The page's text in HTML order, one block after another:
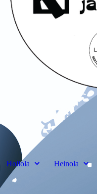
Hollola Heinola